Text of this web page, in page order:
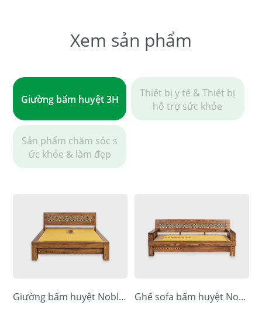
Xem sản phẩm
Giường bấm huyệt 3H
Thiết bị y tế & Thiết bị
hỗ trợ sức khỏe
Sản phẩm chăm sóc s
ức khỏe & làm đẹp
Giường bấm huyệt Noblesse Ghế sofa bấm huyệt Noblesse